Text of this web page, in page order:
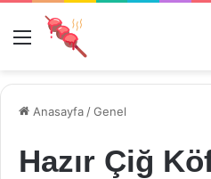
Menü
Anasayfa /Genel
Hazır Çiğ